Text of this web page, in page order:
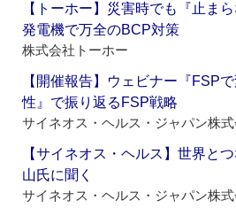
【トーホー】災害時でも『止ま
発電機で万全のBCP対策
株式会社トーホー
【開催報告】ウェビナー『FSP
性』で振り返るFSP戦略
サイネオス・ヘルス・ジャパン株
【サイネオス・ヘルス】世界と
山氏に聞く
サイネオス・ヘルス・ジャパン株